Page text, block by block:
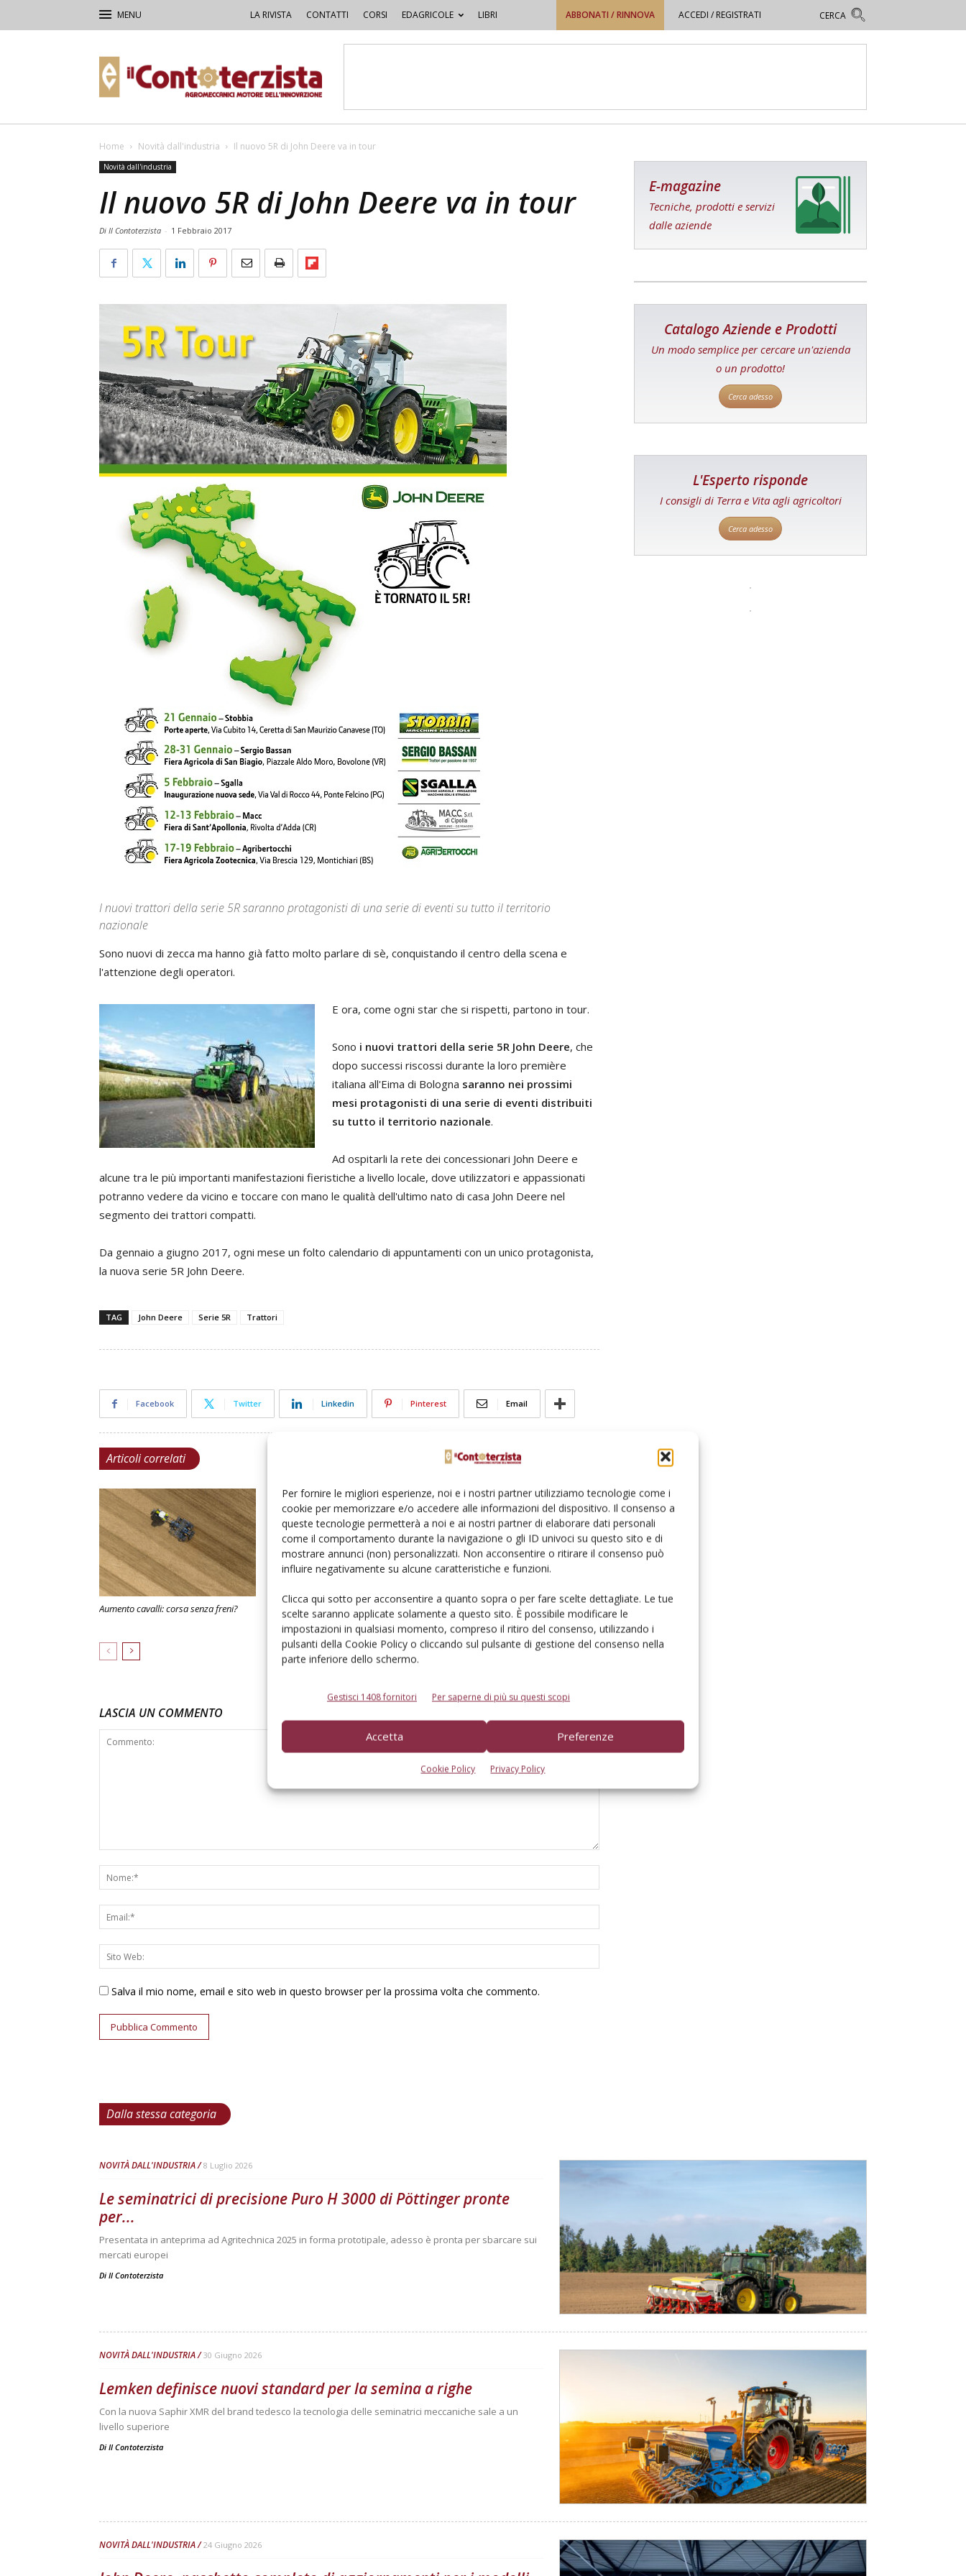
Per fornire le migliori esperienze, noi e i nostri partner utilizziamo tecnologie come i
cookie per memorizzare e/o accedere alle informazioni del dispositivo. Il consenso a
queste tecnologie permetterà a noi e ai nostri partner di elaborare dati personali
come il comportamento durante la navigazione o gli ID univoci su questo sito e di
mostrare annunci (non) personalizzati. Non acconsentire o ritirare il consenso può
influire negativamente su alcune caratteristiche e funzioni.
Clicca qui sotto per acconsentire a quanto sopra o per fare scelte dettagliate. Le tue
scelte saranno applicate solamente a questo sito. È possibile modificare le
impostazioni in qualsiasi momento, compreso il ritiro del consenso, utilizzando i
pulsanti della Cookie Policy o cliccando sul pulsante di gestione del consenso nella
parte inferiore dello schermo.
Gestisci 1408 fornitori Per saperne di più su questi scopi
Accetta Preferenze
Cookie Policy Privacy Policy
LA RIVISTA CONTATTI CORSI EDAGRICOLE LIBRI ABBONATI / RINNOVA ACCEDI / REGISTRATI
Contoterzista
Home Novità dall'industria Il nuovo 5R di John Deere va in tour
Novità dall'industria
Il nuovo 5R di John Deere va in tour
Di Il Contoterzista - 1 Febbraio 2017
I nuovi trattori della serie 5R saranno protagonisti di una serie di eventi su tutto il territorio
nazionale
Sono nuovi di zecca ma hanno già fatto molto parlare di sè, conquistando il centro della scena e
l'attenzione degli operatori.
E ora, come ogni star che si rispetti, partono in tour.
Sono i nuovi trattori della serie 5R John Deere, che
dopo successi riscossi durante la loro première
italiana all'Eima di Bologna saranno nei prossimi
mesi protagonisti di una serie di eventi distribuiti
su tutto il territorio nazionale.
Ad ospitarli la rete dei concessionari John Deere e
alcune tra le più importanti manifestazioni fieristiche a livello locale, dove utilizzatori e appassionati
potranno vedere da vicino e toccare con mano le qualità dell'ultimo nato di casa John Deere nel
segmento dei trattori compatti.
Da gennaio a giugno 2017, ogni mese un folto calendario di appuntamenti con un unico protagonista,
la nuova serie 5R John Deere.
TAG John Deere Serie 5R Trattori
Facebook Twitter Linkedin Pinterest Email
Articoli correlati
Aumento cavalli: corsa senza freni?
Immatricolazioni trattori, moderato
ottimismo in Italia e in Europa
Monosem-John Deere, nuova
partnership strategica in Italia
LASCIA UN COMMENTO
Salva il mio nome, email e sito web in questo browser per la prossima volta che commento.
E-magazine
Tecniche, prodotti e servizi
dalle aziende
Catalogo Aziende e Prodotti
Un modo semplice per cercare un'azienda
o un prodotto!
Cerca adesso
L'Esperto risponde
I consigli di Terra e Vita agli agricoltori
Cerca adesso
Dalla stessa categoria
NOVITÀ DALL'INDUSTRIA 8 Luglio 2026
Le seminatrici di precisione Puro H 3000 di Pöttinger pronte
per...
Presentata in anteprima ad Agritechnica 2025 in forma prototipale, adesso è pronta per sbarcare sui
mercati europei
Di Il Contoterzista
NOVITÀ DALL'INDUSTRIA 30 Giugno 2026
Lemken definisce nuovi standard per la semina a righe
Con la nuova Saphir XMR del brand tedesco la tecnologia delle seminatrici meccaniche sale a un
livello superiore
Di Il Contoterzista
NOVITÀ DALL'INDUSTRIA 24 Giugno 2026